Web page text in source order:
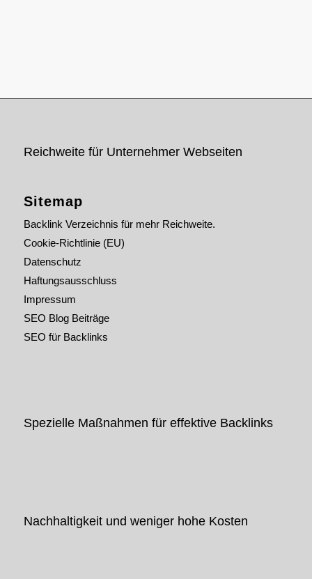
Reichweite für Unternehmer Webseiten
Sitemap
Backlink Verzeichnis für mehr Reichweite.
Cookie-Richtlinie (EU)
Datenschutz
Haftungsausschluss
Impressum
SEO Blog Beiträge
SEO für Backlinks
Spezielle Maßnahmen für effektive Backlinks
Nachhaltigkeit und weniger hohe Kosten